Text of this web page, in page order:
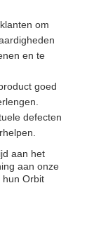
om
en te
goed
defecten
aan het
aan onze
hun Orbit